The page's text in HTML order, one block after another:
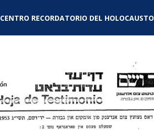
CENTRO RECORDATORIO DEL HOLOCAUSTO